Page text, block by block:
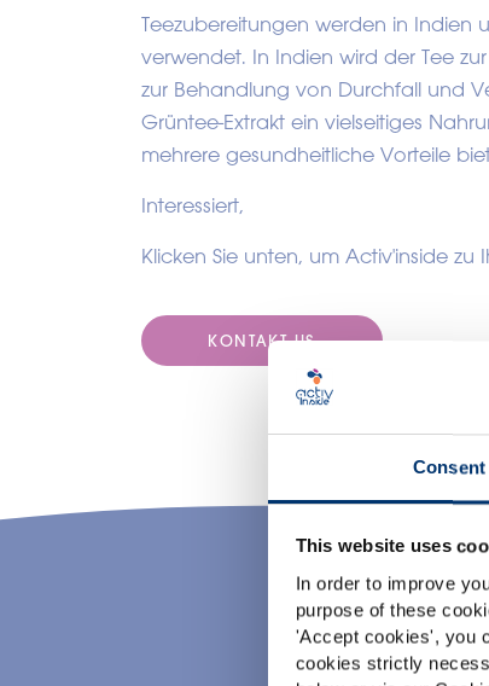
Consent
This website uses
In order to improve
purpose of these
'Accept cookies', you
cookies strictly
Teezubereitungen werden in Indien
verwendet. In Indien wird der Tee
zur Behandlung von Durchfall und
Grüntee-Extrakt ein vielseitiges
mehrere gesundheitliche Vorteile
Interessiert,
Klicken Sie unten, um Activ'inside
KONTAKT US